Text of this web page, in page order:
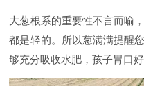
大葱根系的重要性不言而喻
都是轻的。所以葱满满提醒
够充分吸收水肥，孩子胃口